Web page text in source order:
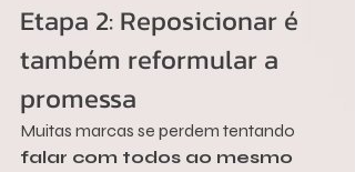
Etapa 2: Reposicionar é
também reformular a
promessa
Muitas marcas se perdem tentando
falar com todos ao mesmo